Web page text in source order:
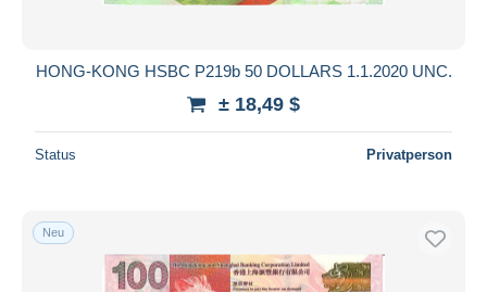
HONG-KONG HSBC P219b 50 DOLLARS 1.1.2020 UNC.
± 18,49 $
Status Privatperson
Neu